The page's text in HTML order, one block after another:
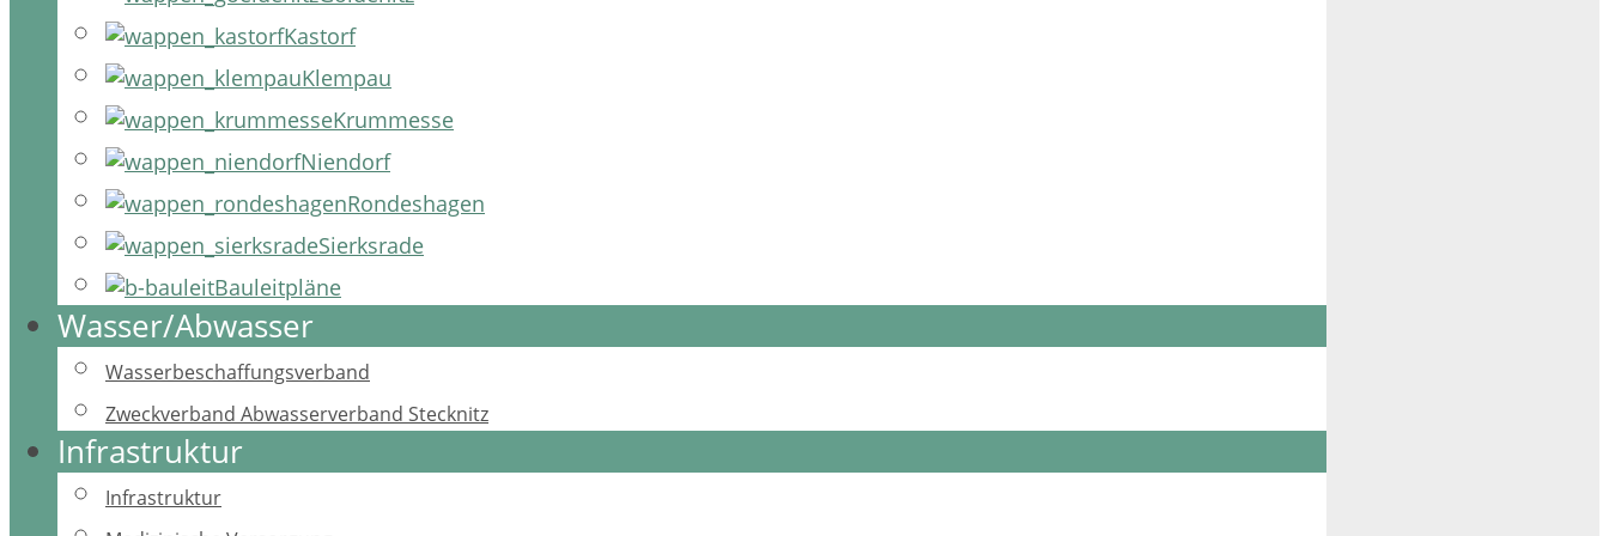
Kastorf
Klempau
Krummesse
Niendorf
Rondeshagen
Sierksrade
Bauleitpläne
Wasser/Abwasser
Wasserbeschaffungsverband
Zweckverband Abwasserverband Stecknitz
Infrastruktur
Infrastruktur